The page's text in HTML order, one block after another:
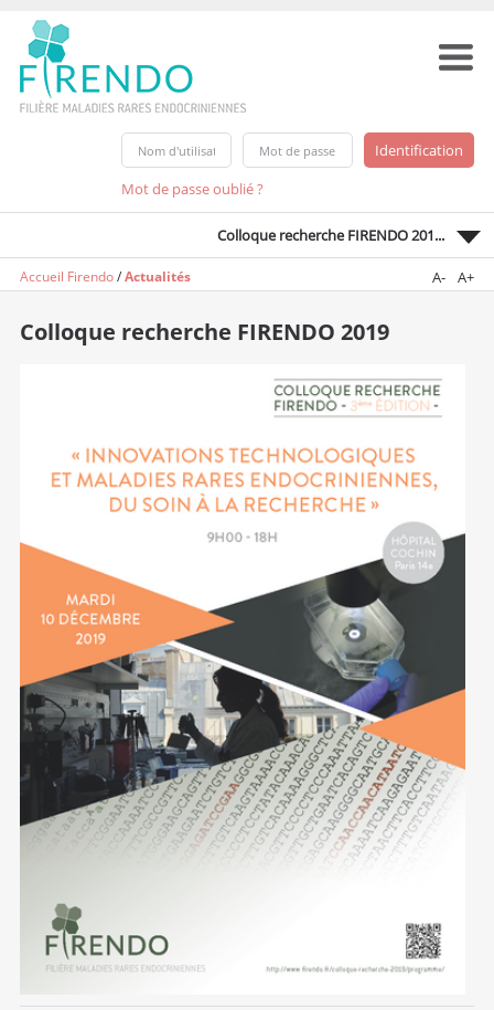
Mot de passe oublié ?
Colloque recherche FIRENDO 201...
Accueil Firendo/Actualités A- A+
Colloque recherche FIRENDO 2019